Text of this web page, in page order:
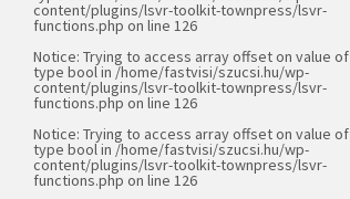
content/plugins/lsvr-toolkit-townpress/lsvr-
functions.php on line 126
Notice: Trying to access array offset on value of
type bool in /home/fastvisi/szucsi.hu/wp-
content/plugins/lsvr-toolkit-townpress/lsvr-
functions.php on line 126
Notice: Trying to access array offset on value of
type bool in /home/fastvisi/szucsi.hu/wp-
content/plugins/lsvr-toolkit-townpress/lsvr-
functions.php on line 126